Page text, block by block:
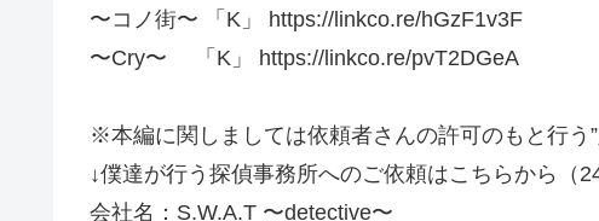
〜コノ街〜 「K」 https://linkco.re/hGzF1v3F
〜Cry〜 「K」 https://linkco.re/pvT2DGeA
※本編に関しましては依頼者さんの許可のもと行う”
↓僕達が行う探偵事務所へのご依頼はこちらから（
会社名：S.W.A.T 〜detective〜